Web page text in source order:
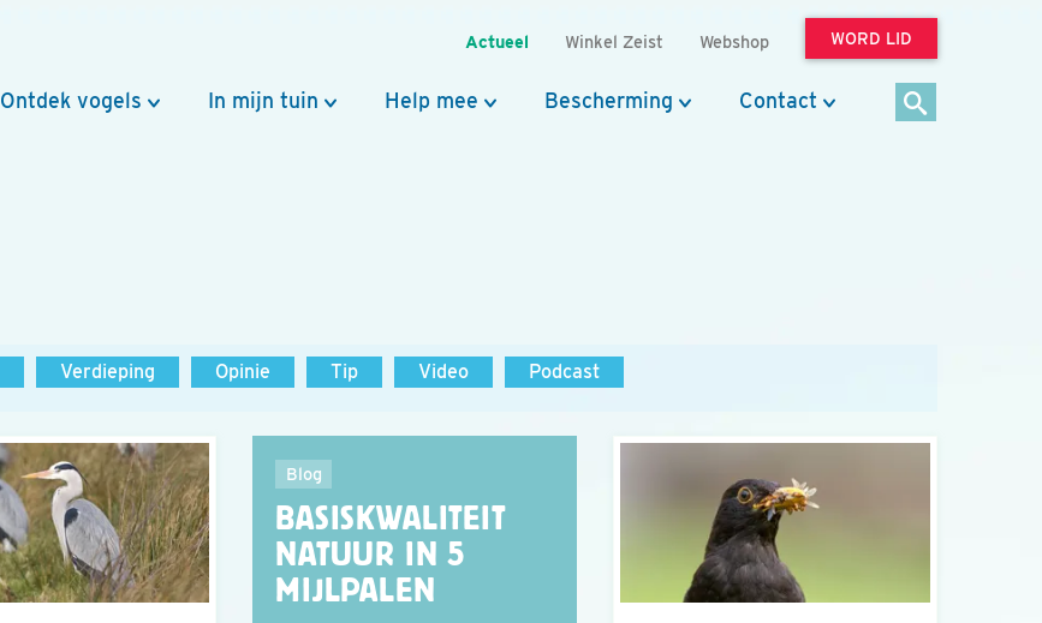
Actueel Winkel Zeist Webshop WORD LID
Ontdek vogels In mijn tuin Help mee Bescherming Contact
Verdieping Opinie Tip Video Podcast
Blog
BASISKWALITEIT
NATUUR IN 5
MIJLPALEN